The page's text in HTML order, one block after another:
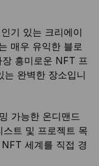
기 있는 크리에이
매우 유익한 블로
흥미로운 NFT 프
는 완벽한 장소입니
가능한 온디맨드
트 및 프로젝트 목
세계를 직접 경